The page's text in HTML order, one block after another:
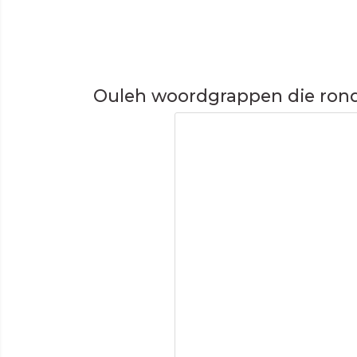
Ouleh woordgrappen die